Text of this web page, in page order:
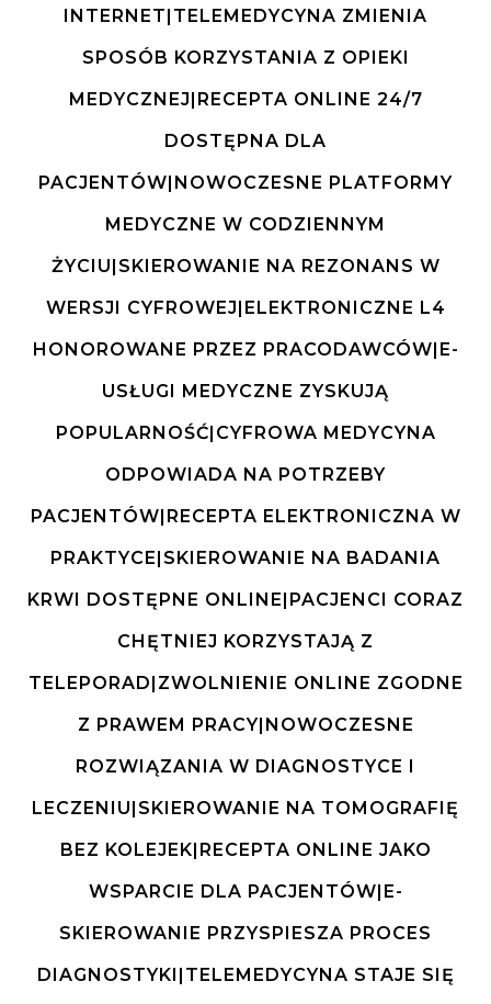
INTERNET|TELEMEDYCYNA ZMIENIA
SPOSÓB KORZYSTANIA Z OPIEKI
MEDYCZNEJ|RECEPTA ONLINE 24/7
DOSTĘPNA DLA
PACJENTÓW|NOWOCZESNE PLATFORMY
MEDYCZNE W CODZIENNYM
ŻYCIU|SKIEROWANIE NA REZONANS W
WERSJI CYFROWEJ|ELEKTRONICZNE L4
HONOROWANE PRZEZ PRACODAWCÓW|E-
USŁUGI MEDYCZNE ZYSKUJĄ
POPULARNOŚĆ|CYFROWA MEDYCYNA
ODPOWIADA NA POTRZEBY
PACJENTÓW|RECEPTA ELEKTRONICZNA W
PRAKTYCE|SKIEROWANIE NA BADANIA
KRWI DOSTĘPNE ONLINE|PACJENCI CORAZ
CHĘTNIEJ KORZYSTAJĄ Z
TELEPORAD|ZWOLNIENIE ONLINE ZGODNE
Z PRAWEM PRACY|NOWOCZESNE
ROZWIĄZANIA W DIAGNOSTYCE I
LECZENIU|SKIEROWANIE NA TOMOGRAFIĘ
BEZ KOLEJEK|RECEPTA ONLINE JAKO
WSPARCIE DLA PACJENTÓW|E-
SKIEROWANIE PRZYSPIESZA PROCES
DIAGNOSTYKI|TELEMEDYCYNA STAJE SIĘ